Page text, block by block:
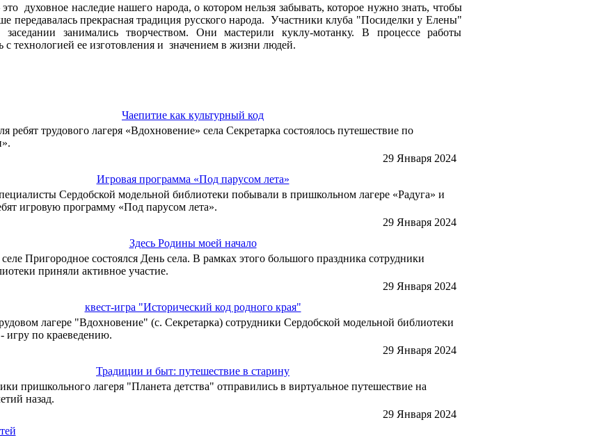
духовное наследие нашего народа, о котором нельзя забывать, которое нужно знать, чтобы
передавалась прекрасная традиция русского народа. Участники клуба "Посиделки у Елены"
заседании занимались творчеством. Они мастерили куклу-мотанку. В процессе работы
с технологией ее изготовления и значением в жизни людей.
Чаепитие как культурный код
ребят трудового лагеря «Вдохновение» села Секретарка состоялось путешествие по
29 Января 2024
Игровая программа «Под парусом лета»
Сердобской модельной библиотеки побывали в пришкольном лагере «Радуга» и
игровую программу «Под парусом лета».
29 Января 2024
Здесь Родины моей начало
селе Пригородное состоялся День села. В рамках этого большого праздника сотрудники
приняли активное участие.
29 Января 2024
квест-игра "Исторический код родного края"
лагере "Вдохновение" (с. Секретарка) сотрудники Сердобской модельной библиотеки
игру по краеведению.
29 Января 2024
Традиции и быт: путешествие в старину
пришкольного лагеря "Планета детства" отправились в виртуальное путешествие на
назад.
29 Января 2024